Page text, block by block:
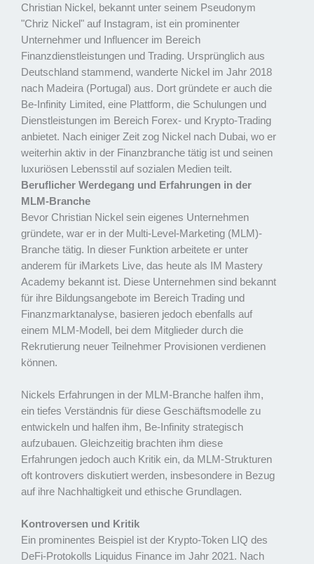
Christian Nickel, bekannt unter seinem Pseudonym
"Chriz Nickel" auf Instagram, ist ein prominenter
Unternehmer und Influencer im Bereich
Finanzdienstleistungen und Trading. Ursprünglich aus
Deutschland stammend, wanderte Nickel im Jahr 2018
nach Madeira (Portugal) aus. Dort gründete er auch die
Be-Infinity Limited, eine Plattform, die Schulungen und
Dienstleistungen im Bereich Forex- und Krypto-Trading
anbietet. Nach einiger Zeit zog Nickel nach Dubai, wo er
weiterhin aktiv in der Finanzbranche tätig ist und seinen
luxuriösen Lebensstil auf sozialen Medien teilt.
Beruflicher Werdegang und Erfahrungen in der
MLM-Branche
Bevor Christian Nickel sein eigenes Unternehmen
gründete, war er in der Multi-Level-Marketing (MLM)-
Branche tätig. In dieser Funktion arbeitete er unter
anderem für iMarkets Live, das heute als IM Mastery
Academy bekannt ist. Diese Unternehmen sind bekannt
für ihre Bildungsangebote im Bereich Trading und
Finanzmarktanalyse, basieren jedoch ebenfalls auf
einem MLM-Modell, bei dem Mitglieder durch die
Rekrutierung neuer Teilnehmer Provisionen verdienen
können.
Nickels Erfahrungen in der MLM-Branche halfen ihm,
ein tiefes Verständnis für diese Geschäftsmodelle zu
entwickeln und halfen ihm, Be-Infinity strategisch
aufzubauen. Gleichzeitig brachten ihm diese
Erfahrungen jedoch auch Kritik ein, da MLM-Strukturen
oft kontrovers diskutiert werden, insbesondere in Bezug
auf ihre Nachhaltigkeit und ethische Grundlagen.
Kontroversen und Kritik
Ein prominentes Beispiel ist der Krypto-Token LIQ des
DeFi-Protokolls Liquidus Finance im Jahr 2021. Nach